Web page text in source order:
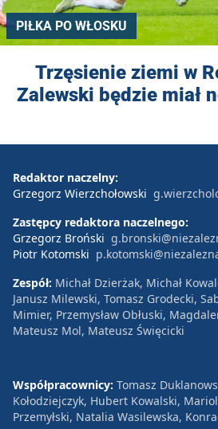
PIŁKA PO WŁOSKU
Trzęsienie ziemi w
Zalewski będzie miał
Redaktor naczelny:
Grzegorz Wierzchołowski
Zastępcy redaktora naczelnego:
Grzegorz Broński
Piotr Kotomski
Zespół: Michał Dzierżak, Michał
Janusz Milewski, Tomasz Grodecki,
Mimier, Przemysław Obłuski,
Mateusz Mol, Mateusz Święcicki
Współpracownicy: Tomasz
Kołodziejczyk, Hubert Kowalski,
Przemyłski, Natalia Wasilewska,